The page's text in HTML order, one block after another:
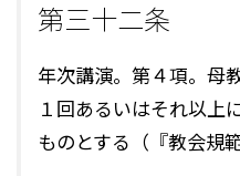
第三十二条
年次講演。第４項。母
１回あるいはそれ以上
ものとする（『教会規